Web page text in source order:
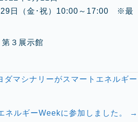
29日（金･祝）10:00～17:00 ※最
第３展示館
マシナリーがスマートエネルギー
ネルギーWeekに参加しました。 →